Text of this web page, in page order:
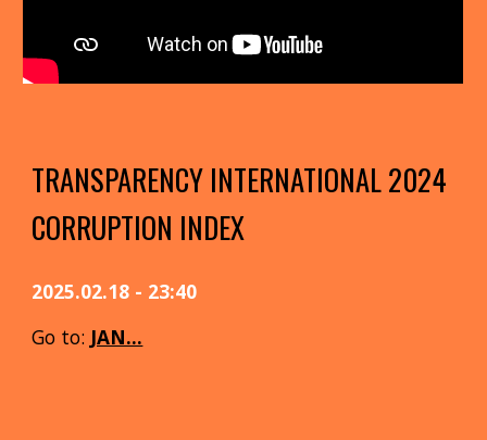
TRANSPARENCY INTERNATIONAL 2024
CORRUPTION INDEX
2025.02.18 - 23:40
Go to: JAN...